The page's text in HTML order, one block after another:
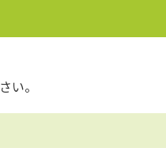
い。